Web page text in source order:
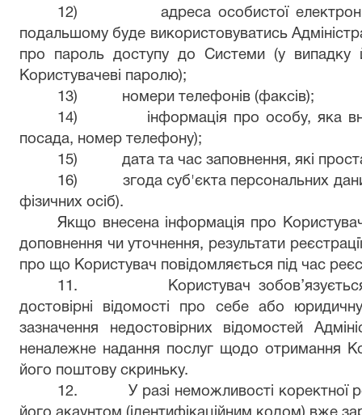
12)
адреса особистої
подальшому буде використовуватись
про пароль доступу до Системи (у випадку
Користувачеві паролю);
13)
номери телефонів (факсів);
14)
інформація про особу, яка
посада, номер телефону);
15)
дата та час заповнення, які
16)
згода суб'єкта персональних
фізичних осіб).
Якщо внесена інформація про
доповнення чи уточнення, результати
про що Користувач повідомляється під час
11.
Користувач
достовірні відомості про себе або
зазначення недостовірних відомостей
неналежне надання послуг щодо отримання
його поштову скриньку.
12.
У разі неможливості коректної